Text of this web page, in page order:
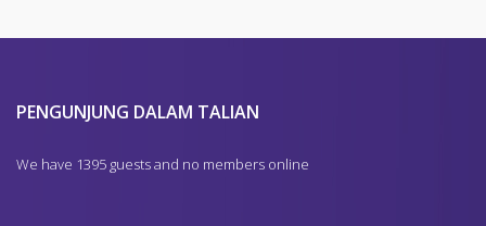
PENGUNJUNG DALAM TALIAN
We have 1395 guests and no members online